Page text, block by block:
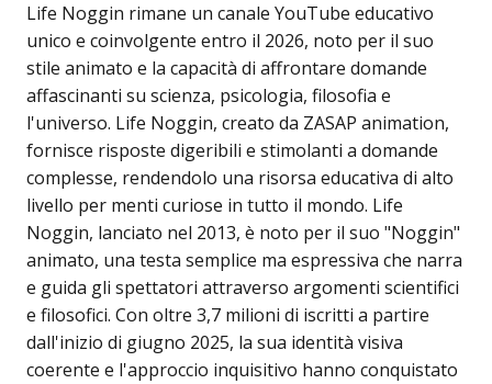
Life Noggin rimane un canale YouTube educativo
unico e coinvolgente entro il 2026, noto per il suo
stile animato e la capacità di affrontare domande
affascinanti su scienza, psicologia, filosofia e
l'universo. Life Noggin, creato da ZASAP animation,
fornisce risposte digeribili e stimolanti a domande
complesse, rendendolo una risorsa educativa di alto
livello per menti curiose in tutto il mondo. Life
Noggin, lanciato nel 2013, è noto per il suo "Noggin"
animato, una testa semplice ma espressiva che narra
e guida gli spettatori attraverso argomenti scientifici
e filosofici. Con oltre 3,7 milioni di iscritti a partire
dall'inizio di giugno 2025, la sua identità visiva
coerente e l'approccio inquisitivo hanno conquistato